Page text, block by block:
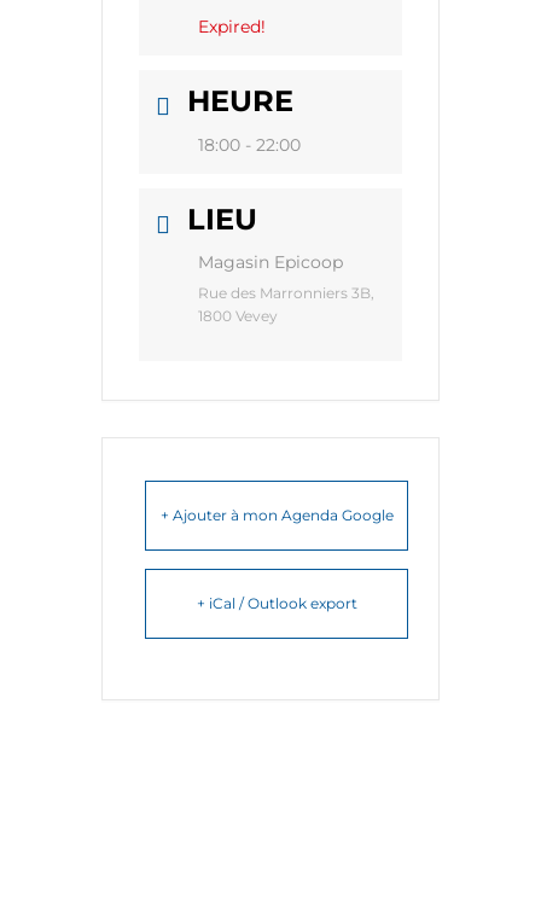
Expired!
HEURE
18:00 - 22:00
LIEU
Magasin Epicoop
Rue des Marronniers 3B,
1800 Vevey
+ Ajouter à mon Agenda Google
+ iCal / Outlook export